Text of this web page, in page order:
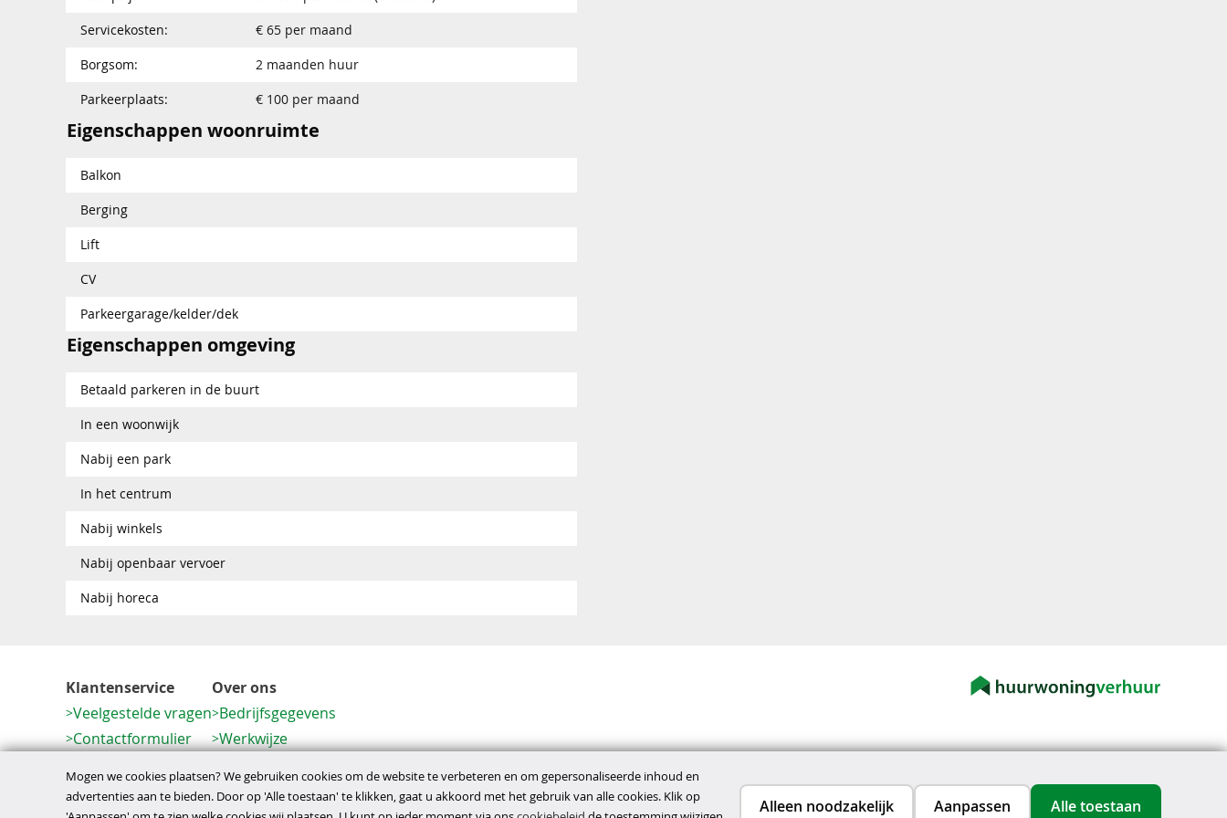
Servicekosten:
€ 65 per maand
Borgsom:
2 maanden huur
Parkeerplaats:
€ 100 per maand
Eigenschappen woonruimte
Balkon
Berging
Lift
CV
Parkeergarage/kelder/dek
Eigenschappen omgeving
Betaald parkeren in de buurt
In een woonwijk
Nabij een park
In het centrum
Nabij winkels
Nabij openbaar vervoer
Nabij horeca
Klantenservice
Veelgestelde vragen
Contactformulier
Over ons
Bedrijfsgegevens
Werkwijze
Mogen we cookies plaatsen? We gebruiken cookies om de website te verbeteren en om gepersonaliseerde inhoud en
advertenties aan te bieden. Door op 'Alle toestaan' te klikken, gaat u akkoord met het gebruik van alle cookies. Klik op
Alleen noodzakelijk Aanpassen Alle toestaan